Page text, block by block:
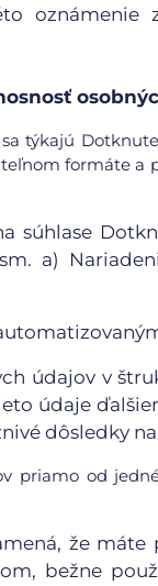
oznámenie
týkajú
formáte a
súhlase
a)
údajov v
údaje
dôsledky
priamo od
že máte
bežne